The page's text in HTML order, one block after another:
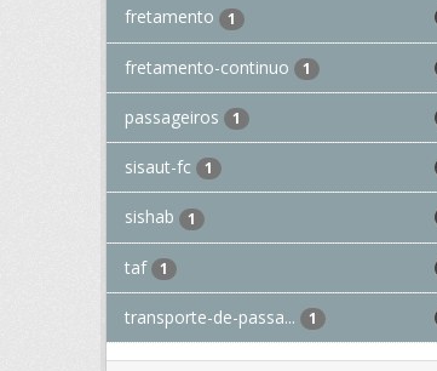
fretamento 1
fretamento-continuo 1
passageiros 1
sisaut-fc 1
sishab 1
taf 1
transporte-de-passa... 1